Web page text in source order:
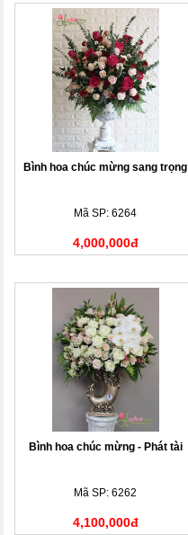
Bình hoa chúc mừng sang trọng
Mã SP: 6264
4,000,000đ
Bình hoa chúc mừng - Phát tài
Mã SP: 6262
4,100,000đ